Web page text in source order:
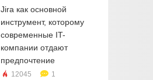
Jira как основной
инструмент, которому
современные IT-
компании отдают
предпочтение
12045 1